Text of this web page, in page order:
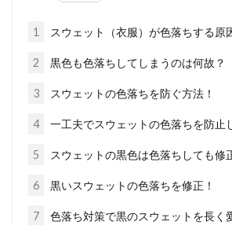
シャツとパーカー
ットコーデの基
ジャケットは、秋から
アウターです。また、
な夏に着...
1 スウェット（衣服）が色落ちする原
2 黒色も色落ちしてしまうのは何故？
3 スウェットの色落ちを防ぐ方法！
4 一工夫でスウェットの色落ちを防止
5 スウェットの黒色は色落ちしても修
6 黒いスウェットの色落ちを修正！
7 色落ち対策で黒のスウェットを長く